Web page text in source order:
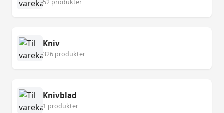
52 produkter
Kniv
326 produkter
Knivblad
1 produkter